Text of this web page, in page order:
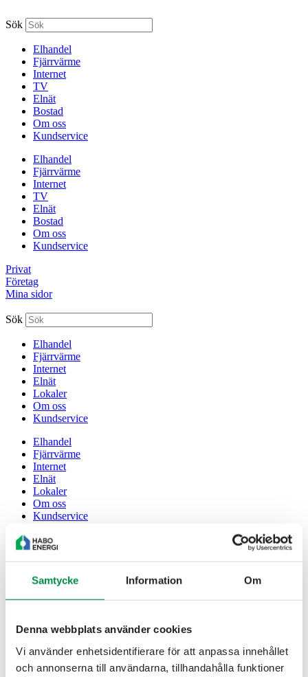
Samtycke Information Om
Denna webbplats använder cookies
Vi använder enhetsidentifierare för att anpassa innehållet
och annonserna till användarna, tillhandahålla funktioner
Sök
Elhandel
Fjärrvärme
Internet
TV
Elnät
Bostad
Om oss
Kundservice
Elhandel
Fjärrvärme
Internet
TV
Elnät
Bostad
Om oss
Kundservice
Privat
Företag
Mina sidor
Sök
Elhandel
Fjärrvärme
Internet
Elnät
Lokaler
Om oss
Kundservice
Elhandel
Fjärrvärme
Internet
Elnät
Lokaler
Om oss
Kundservice
Privat
Företag
Mina sidor
Mina sidor
Elhandel
Fjärrvärme